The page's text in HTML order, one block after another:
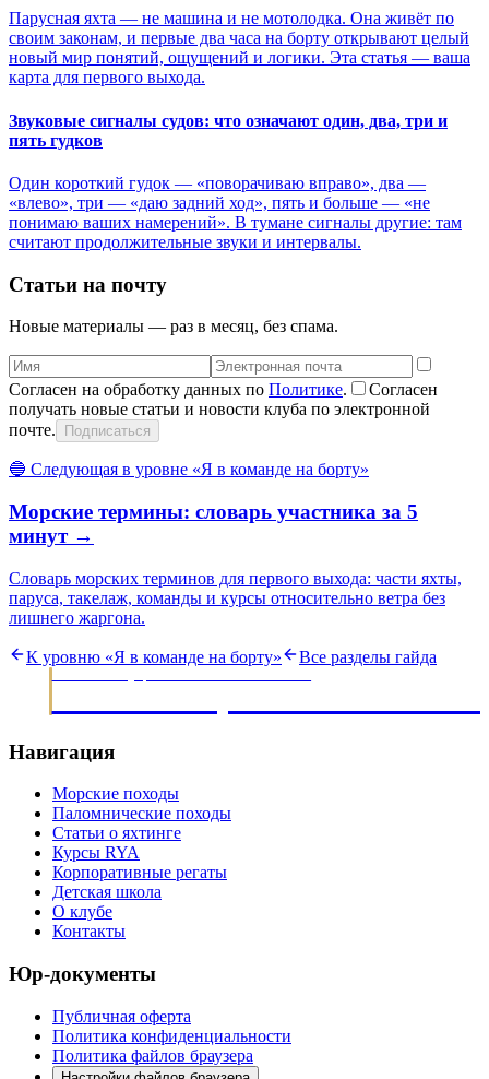
Парусная яхта — не машина и не мотолодка. Она живёт по
своим законам, и первые два часа на борту открывают целый
новый мир понятий, ощущений и логики. Эта статья — ваша
карта для первого выхода.
Звуковые сигналы судов: что означают один, два, три и
пять гудков
Один короткий гудок — «поворачиваю вправо», два —
«влево», три — «даю задний ход», пять и больше — «не
понимаю ваших намерений». В тумане сигналы другие: там
считают продолжительные звуки и интервалы.
Статьи на почту
Новые материалы — раз в месяц, без спама.
Согласен на обработку данных по Политике.
Согласен
получать новые статьи и новости клуба по электронной
почте.
Подписаться
🔵 Следующая в уровне «Я в команде на борту»
Морские термины: словарь участника за 5
минут→
Словарь морских терминов для первого выхода: части яхты,
паруса, такелаж, команды и курсы относительно ветра без
лишнего жаргона.
К уровню «Я в команде на борту» Все разделы гайда
Навигация
Морские походы
Паломнические походы
Статьи о яхтинге
Курсы RYA
Корпоративные регаты
Детская школа
О клубе
Контакты
Юр-документы
Публичная оферта
Политика конфиденциальности
Политика файлов браузера